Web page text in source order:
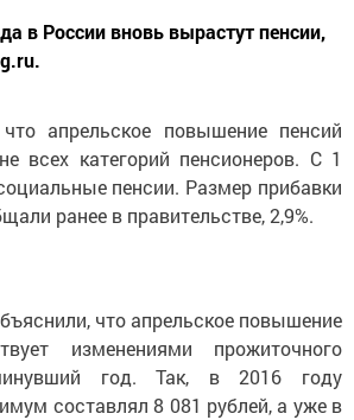
в России вновь вырастут пенсии,
апрельское повышение пенсий
всех категорий пенсионеров. С 1
пенсии. Размер прибавки
ранее в правительстве, 2,9%.
что апрельское повышение
изменениями прожиточного
год. Так, в 2016 году
составлял 8 081 рублей, а уже в